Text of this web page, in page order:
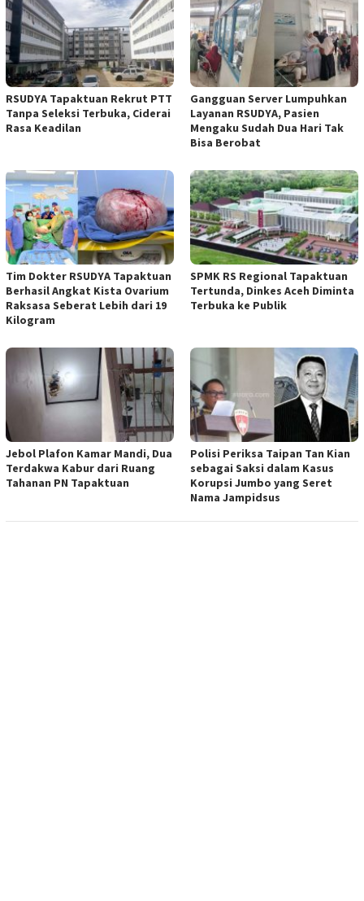
RSUDYA Tapaktuan Rekrut PTT
Tanpa Seleksi Terbuka, Ciderai
Rasa Keadilan
Gangguan Server Lumpuhkan
Layanan RSUDYA, Pasien
Mengaku Sudah Dua Hari Tak
Bisa Berobat
Tim Dokter RSUDYA Tapaktuan
Berhasil Angkat Kista Ovarium
Raksasa Seberat Lebih dari 19
Kilogram
SPMK RS Regional Tapaktuan
Tertunda, Dinkes Aceh Diminta
Terbuka ke Publik
Jebol Plafon Kamar Mandi, Dua
Terdakwa Kabur dari Ruang
Tahanan PN Tapaktuan
Polisi Periksa Taipan Tan Kian
sebagai Saksi dalam Kasus
Korupsi Jumbo yang Seret
Nama Jampidsus